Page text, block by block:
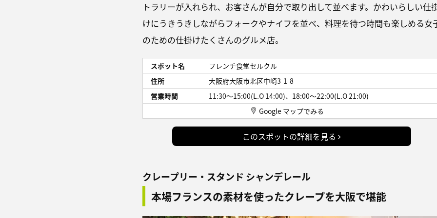
トラリーが入れられ、お客さんが自分で取り出して並べます。かわいらしい仕
けにうきうきしながらフォークやナイフを並べ、料理を待つ時間も楽しめる女
のための仕掛けたくさんのグルメ店。
スポット名
フレンチ食堂セルクル
住所
大阪府大阪市北区中崎3-1-8
営業時間
11:30～15:00(L.O 14:00)、18:00～22:00(L.O 21:00)
Google マップでみる
このスポットの詳細を見る
クレープリー・スタンド シャンデレール
本場フランスの素材を使ったクレープを大阪で堪能